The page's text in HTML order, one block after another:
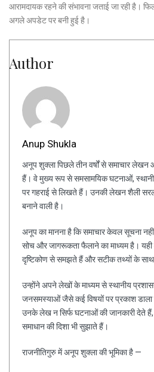
आरामदायक रहने की संभावना जताई जा रही है।
अगले अपडेट पर बनी हुई है।
Author
Anup Shukla
अनूप शुक्ला पिछले तीन वर्षों से समाचार लेखन
हैं। वे मुख्य रूप से समसामयिक घटनाओं,
पर गहराई से लिखते हैं। उनकी लेखन शैली
बनाने वाली है।
अनूप का मानना है कि समाचार केवल सूचना
सोच और जागरूकता फैलाने का माध्यम है। यही
दृष्टिकोण से समझते हैं और सटीक तथ्यों के
उन्होंने अपने लेखों के माध्यम से स्थानीय
जनसमस्याओं जैसे कई विषयों पर प्रकाश डाला
उनके लेख न सिर्फ घटनाओं की जानकारी देते
समाधान की दिशा भी सुझाते हैं।
राजनीतिगुरु में अनूप शुक्ला की भूमिका है —